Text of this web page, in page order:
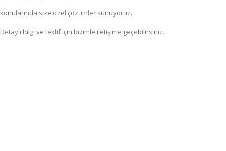
konularında size özel çözümler sunuyoruz.
Detaylı bilgi ve teklif için bizimle iletişime geçebilirsiniz.